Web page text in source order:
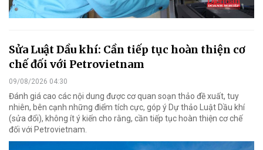
Sửa Luật Dầu khí: Cần tiếp tục hoàn thiện cơ
chế đối với Petrovietnam
09/08/2026 04:30
Đánh giá cao các nội dung được cơ quan soạn thảo đề xuất, tuy
nhiên, bên cạnh những điểm tích cực, góp ý Dự thảo Luật Dầu khí
(sửa đổi), không ít ý kiến cho rằng, cần tiếp tục hoàn thiện cơ chế
đối với Petrovietnam.